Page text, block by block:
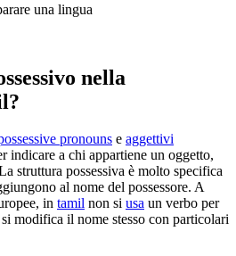
una lingua
nella
pronouns e aggettivi
indicare a chi appartiene un oggetto,
struttura possessiva è molto specifica
al nome del possessore. A
in tamil non si usa un verbo per
modifica il nome stesso con particolari